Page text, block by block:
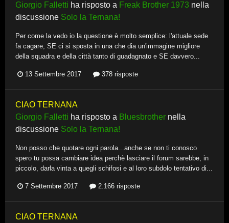
Giorgio Falletti ha risposto a Freak Brother 1973 nella
discussione Solo la Ternana!
Per come la vedo io la questione è molto semplice: l'attuale sede
fa cagare, SE ci si sposta in una che dia un'immagine migliore
della squadra e della città tanto di guadagnato e SE davvero...
13 Settembre 2017 378 risposte
CIAO TERNANA
Giorgio Falletti ha risposto a Bluesbrother nella
discussione Solo la Ternana!
Non posso che quotare ogni parola...anche se non ti conosco
spero tu possa cambiare idea perchè lasciare il forum sarebbe, in
piccolo, darla vinta a quegli schifosi e al loro subdolo tentativo di...
7 Settembre 2017 2.166 risposte
CIAO TERNANA